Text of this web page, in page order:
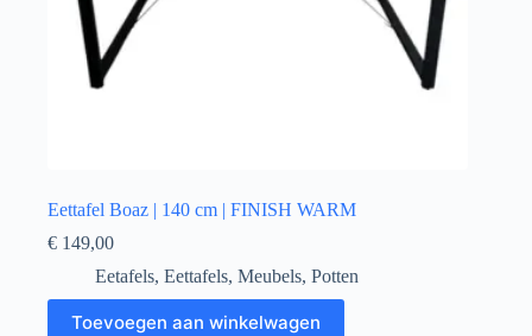
Eettafel Boaz | 140 cm | FINISH WARM
€ 149,00
Eetafels, Eettafels, Meubels, Potten
Toevoegen aan winkelwagen